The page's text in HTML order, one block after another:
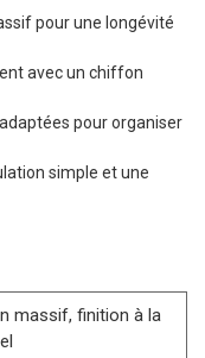
pour une longévité
avec un chiffon
pour organiser
simple et une
massif, finition à la